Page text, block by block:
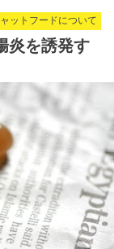
ットフードについて
炎を誘発す